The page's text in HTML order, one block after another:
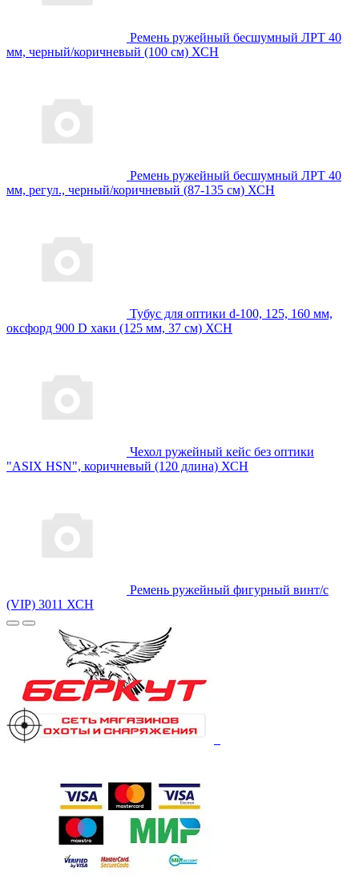
Ремень ружейный бесшумный ЛРТ 40
мм, черный/коричневый (100 см) ХСН
Ремень ружейный бесшумный ЛРТ 40
мм, регул., черный/коричневый (87-135 см) ХСН
Тубус для оптики d-100, 125, 160 мм,
оксфорд 900 D хаки (125 мм, 37 см) ХСН
Чехол ружейный кейс без оптики
"ASIX HSN", коричневый (120 длина) ХСН
Ремень ружейный фигурный винт/с
(VIP) 3011 ХСН